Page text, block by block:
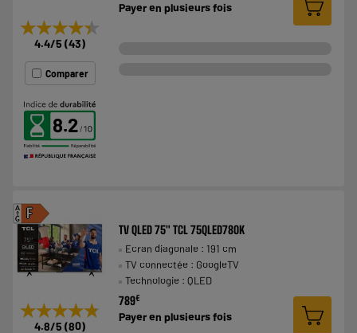
★★★★★
★★★★★
4.4/5 (43)
Comparer
8.2
Payer en plusieurs fois
F
A
G
★★★★★
★★★★★
4.8/5 (80)
TV QLED 75" TCL 75QLED780K
Ecran diagonale : 191 cm
TV connectée : GoogleTV
Technologie : QLED
789€
Payer en plusieurs fois